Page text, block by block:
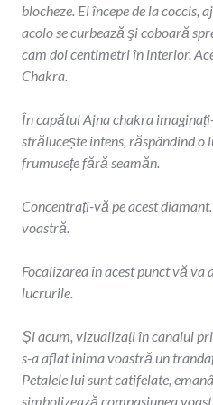
blocheze. El începe de la coccis,
acolo se curbează şi coboară
cam doi centimetri în interior.
Chakra.
În capătul Ajna chakra
strălucește intens, răspândind o
frumusețe fără seamăn.
Concentrați-vă pe acest
voastră.
Focalizarea în acest punct vă va
lucrurile.
Şi acum, vizualizați în canalul
s-a aflat inima voastră un
Petalele lui sunt catifelate,
simbolizează compasiunea